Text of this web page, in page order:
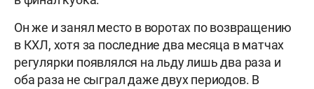
Он же и занял место в воротах по возвращению
в КХЛ, хотя за последние два месяца в матчах
регулярки появлялся на льду лишь два раза и
оба раза не сыграл даже двух периодов. В